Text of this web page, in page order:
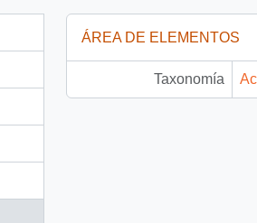
ÁREA DE ELEMENTOS
Taxonomía